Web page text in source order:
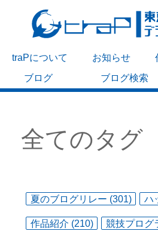
traPについて お知らせ
ブログ
ブログ検索
全てのタグ
夏のブログリレー (301) ハ
作品紹介 (210) 競技プログ